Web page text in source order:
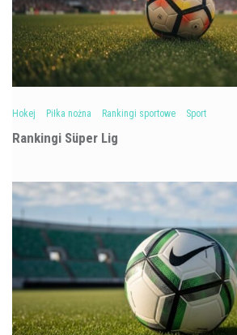
Hokej Piłka nożna Rankingi sportowe Sport
Rankingi Süper Lig